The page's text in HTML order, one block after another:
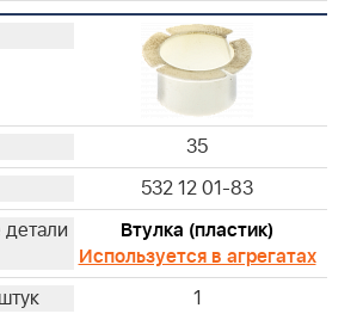
35
532 12 01-83
Втулка (пластик)
Используется в агрегатах
1